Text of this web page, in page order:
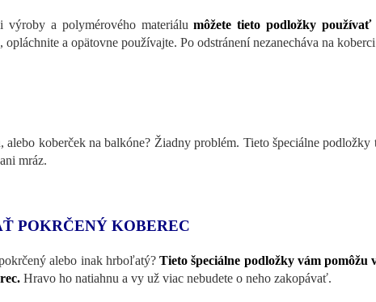
výroby a polymérového ​​materiálumôžete tieto podložky používať
a opätovne používajte. Po odstránení nezanecháva na
koberček na balkóne? Žiadny problém. Tieto špeciálne podložky
mráz.
POKRČENÝ KOBEREC
alebo inak hrboľatý?Tieto špeciálne podložky vám
Hravo ho natiahnu a vy už viac nebudete o neho zakopávať.